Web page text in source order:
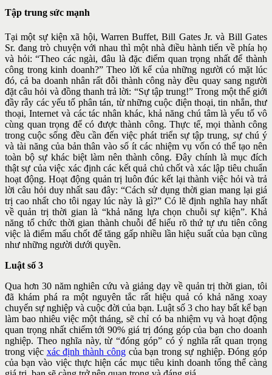
Tập trung sức mạnh
Tại một sự kiện xã hội, Warren Buffet, Bill Gates Jr. và Bill Gates
Sr. đang trò chuyện với nhau thì một nhà điều hành tiến về phía họ
và hỏi: “Theo các ngài, đâu là đặc điểm quan trọng nhất để thành
công trong kinh doanh?” Theo lời kể của những người có mặt lúc
đó, cả ba doanh nhân rất đỗi thành công này đều quay sang người
đặt câu hỏi và đồng thanh trả lời: “Sự tập trung!” Trong một thế giới
đầy rẫy các yếu tố phân tán, từ những cuộc điện thoại, tin nhắn, thư
thoại, Internet và các tác nhân khác, khả năng chú tâm là yếu tố vô
cùng quan trọng để có được thành công. Thực tế, mọi thành công
trong cuộc sống đều cần đến việc phát triển sự tập trung, sự chú ý
và tài năng của bản thân vào số ít các nhiệm vụ vốn có thể tạo nên
toàn bộ sự khác biệt làm nên thành công. Đây chính là mục đích
thật sự của việc xác định các kết quả chủ chốt và xác lập tiêu chuẩn
hoạt động. Hoạt động quản trị luôn đúc kết lại thành việc hỏi và trả
lời câu hỏi duy nhất sau đây: “Cách sử dụng thời gian mang lại giá
trị cao nhất cho tôi ngay lúc này là gì?” Có lẽ định nghĩa hay nhất
về quản trị thời gian là “khả năng lựa chọn chuỗi sự kiện”. Khả
năng tổ chức thời gian thành chuỗi để hiểu rõ thứ tự ưu tiên công
việc là điểm mấu chốt để tăng gấp nhiều lần hiệu suất của bạn cũng
như những người dưới quyền.
Luật số 3
Qua hơn 30 năm nghiên cứu và giảng dạy về quản trị thời gian, tôi
đã khám phá ra một nguyên tắc rất hiệu quả có khả năng xoay
chuyển sự nghiệp và cuộc đời của bạn. Luật số 3 cho hay bất kể bạn
làm bao nhiêu việc một tháng, sẽ chỉ có ba nhiệm vụ và hoạt động
quan trọng nhất chiếm tới 90% giá trị đóng góp của bạn cho doanh
nghiệp. Theo nghĩa này, từ “đóng góp” có ý nghĩa rất quan trọng
trong việc xác định thành côngcủa bạn trong sự nghiệp. Đóng góp
của bạn vào việc thực hiện các mục tiêu kinh doanh tổng thể càng